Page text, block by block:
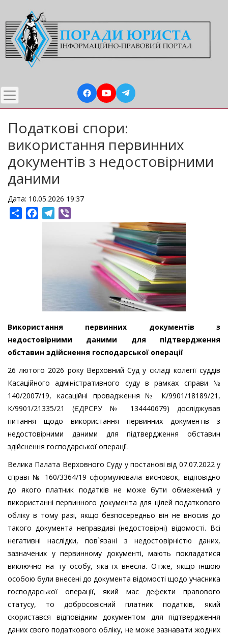
до
основного
вмісту
Податкові спори:
використання первинних
документів з недостовірними
даними
Дата: 10.05.2026 19:37
ShareFacebookTelegram
Використання первинних документів з
недостовірними даними для підтвердження
обставин здійснення господарської операції
26 лютого 2026 року Верховний Суд у складі колегії суддів
Касаційного адміністративного суду в рамках справи №
140/2007/19, касаційні провадження № К/9901/18189/21,
К/9901/21335/21 (ЄДРСРУ № 134440679) досліджував
питання щодо використання первинних документів з
недостовірними даними для підтвердження обставин
здійснення господарської операції.
Велика Палата Верховного Суду у постанові від 07.07.2022 у
справі № 160/3364/19 сформулювала висновок, відповідно
до якого платник податків не може бути обмежений у
використанні первинного документа для цілей податкового
обліку в тому разі, якщо безпосередньо він не вносив до
такого документа неправдиві (недостовірні) відомості. Всі
негативні наслідки, пов`язані з недостовірністю даних,
зазначених у первинному документі, мають покладатися
виключно на ту особу, яка їх внесла. Отже, якщо іншою
особою були внесені до документа відомості щодо учасника
господарської операції, який має дефекти правового
статусу, то добросовісний платник податків, який
скористався відповідним документом для підтвердження
даних свого податкового обліку, не може зазнавати жодних